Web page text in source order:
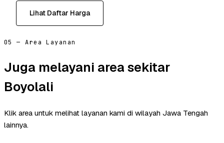
Lihat Daftar Harga
05 — Area Layanan
Juga melayani area sekitar
Boyolali
Klik area untuk melihat layanan kami di wilayah Jawa Tengah
lainnya.